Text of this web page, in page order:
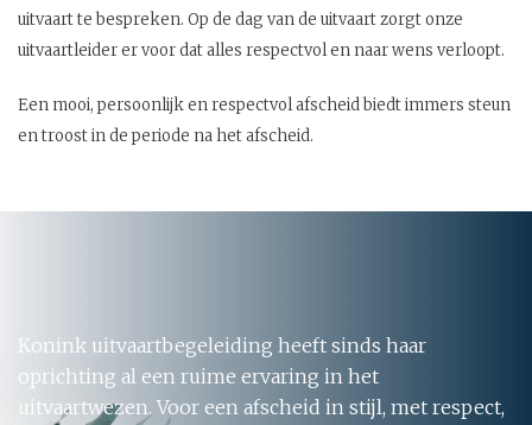
uitvaart te bespreken. Op de dag van de uitvaart zorgt onze
uitvaartleider er voor dat alles respectvol en naar wens verloopt.
Een mooi, persoonlijk en respectvol afscheid biedt immers steun
en troost in de periode na het afscheid.
Konink uitvaartbegeleiding heeft sinds haar
oprichting al een ruime ervaring in het
uitvaartwezen. Voor een afscheid in stijl, met respect,